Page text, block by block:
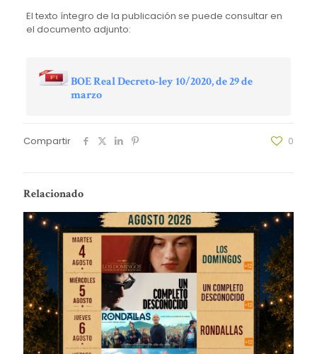
El texto íntegro de la publicación se puede consultar en
el documento adjunto:
BOE Real Decreto-ley 10/2020, de 29 de
marzo
Compartir 0
Relacionado